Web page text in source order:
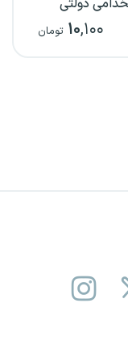
دولتی
۱۰,۱۰۰ تومان